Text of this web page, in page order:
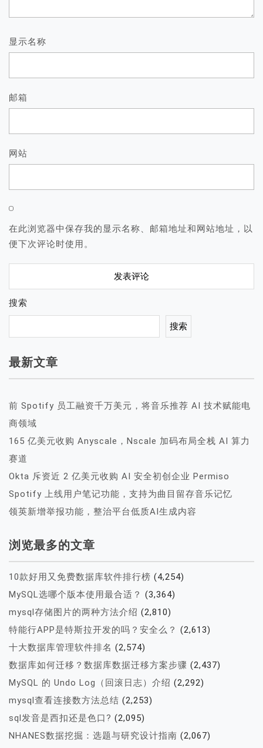
显示名称
邮箱
网站
在此浏览器中保存我的显示名称、邮箱地址和网站地址，以
便下次评论时使用。
搜索
搜索
最新文章
前 Spotify 员工融资千万美元，将音乐推荐 AI 技术赋能电
商领域
165 亿美元收购 Anyscale，Nscale 加码布局全栈 AI 算力
赛道
Okta 斥资近 2 亿美元收购 AI 安全初创企业 Permiso
Spotify 上线用户笔记功能，支持为曲目留存音乐记忆
领英新增举报功能，整治平台低质AI生成内容
浏览最多的文章
10款好用又免费数据库软件排行榜 (4,254)
MySQL选哪个版本使用最合适？ (3,364)
mysql存储图片的两种方法介绍 (2,810)
特能行APP是特斯拉开发的吗？安全么？ (2,613)
十大数据库管理软件排名 (2,574)
数据库如何迁移？数据库数据迁移方案步骤 (2,437)
MySQL 的 Undo Log（回滚日志）介绍 (2,292)
mysql查看连接数方法总结 (2,253)
sql发音是西扣还是色口? (2,095)
NHANES数据挖掘：选题与研究设计指南 (2,067)